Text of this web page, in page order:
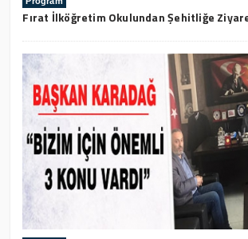
Fırat İlköğretim Okulundan Şehitliğe